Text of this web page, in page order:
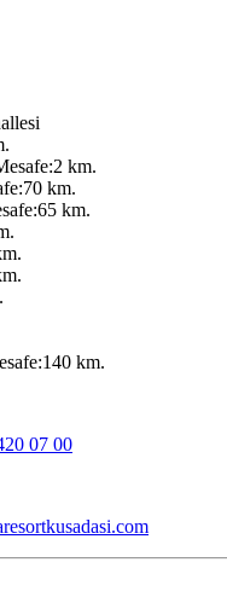
km.
km.
km.
km.
07 00